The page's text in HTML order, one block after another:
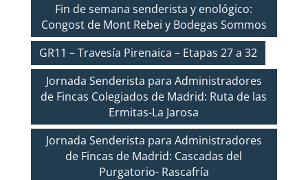
Fin de semana senderista y enológico:
Congost de Mont Rebei y Bodegas Sommos
GR11 – Travesía Pirenaica – Etapas 27 a 32
Jornada Senderista para Administradores
de Fincas Colegiados de Madrid: Ruta de las
Ermitas-La Jarosa
Jornada Senderista para Administradores
de Fincas de Madrid: Cascadas del
Purgatorio- Rascafría